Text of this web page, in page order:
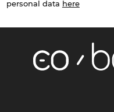
personal data here